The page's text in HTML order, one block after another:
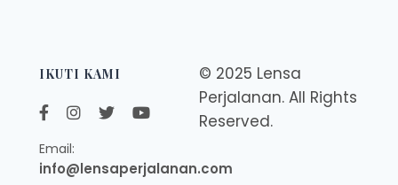
IKUTI KAMI
Email:
info@lensaperjalanan.com
© 2025 Lensa
Perjalanan. All Rights
Reserved.